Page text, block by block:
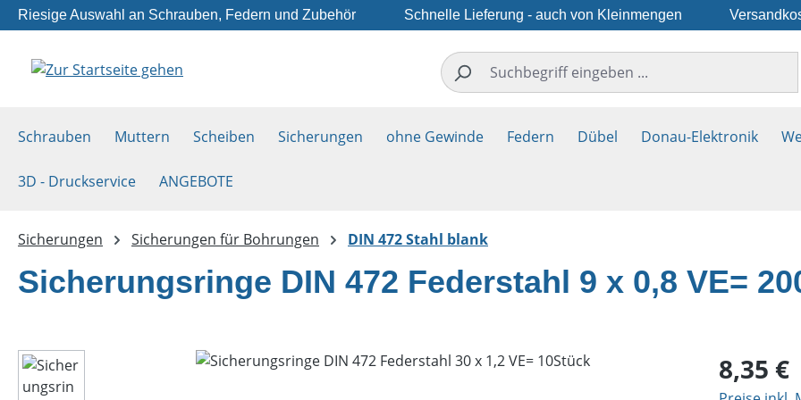
Hauptinhalt springen
Zur Suche springen
Zur Hauptnavigation springen
Riesige Auswahl an Schrauben, Federn und Zubehör Schnelle Lieferung - auch von Kleinmengen
Schrauben Muttern Scheiben Sicherungen ohne Gewinde Federn Dübel Donau-Elektronik
3D - Druckservice ANGEBOTE
Sicherungen Sicherungen für Bohrungen DIN 472 Stahl blank
Sicherungsringe DIN 472 Federstahl 9 x 0,8 VE=
Bildergalerie überspringen Regulärer
8,35 €